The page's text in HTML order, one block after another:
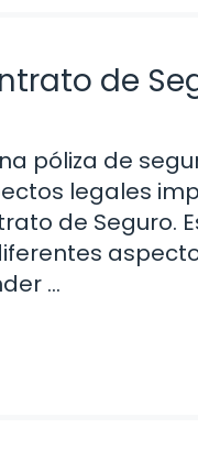
de
póliza de
legales
de Seguro.
…